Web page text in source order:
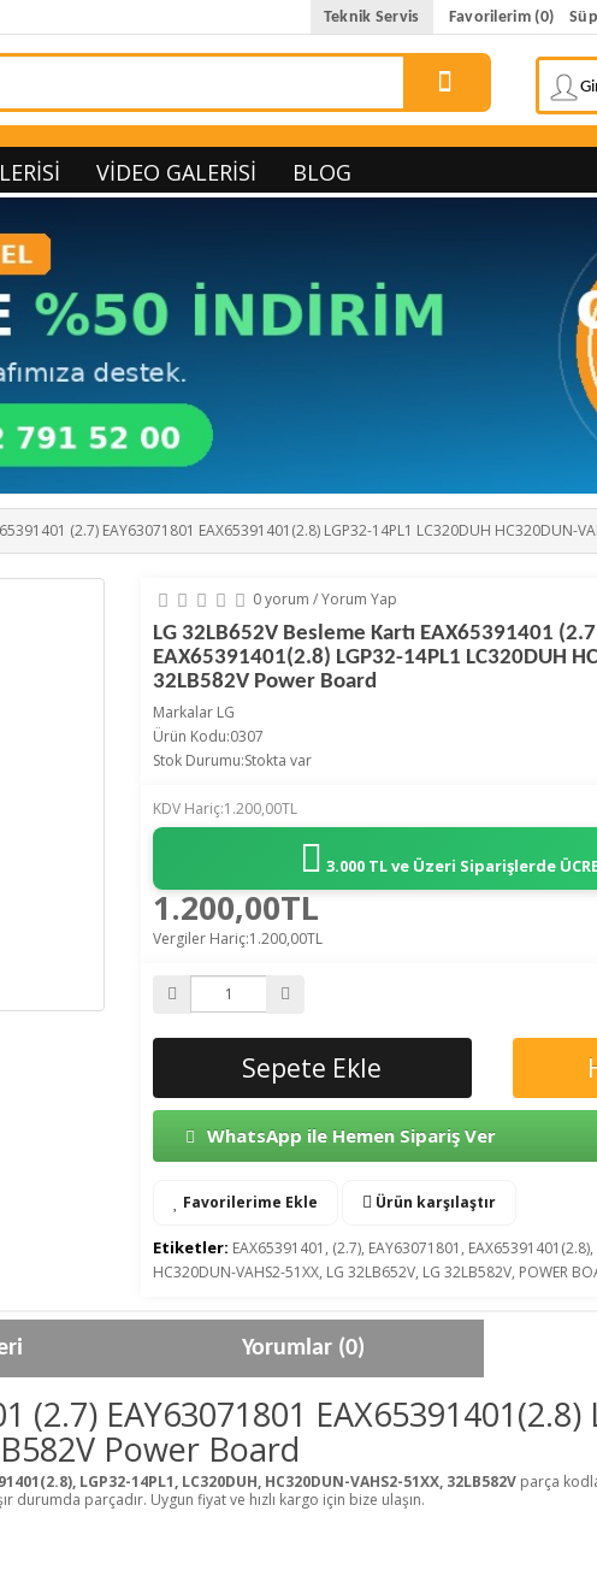
Teknik Servis Favorilerim (0)
VIDEO GALERISI BLOG
(2.7) EAY63071801 EAX65391401(2.8) LGP32-14PL1 LC320DUH HC320DUN-
0 yorum /Yorum Yap
LG 32LB652V Besleme Kartı EAX65391401
EAX65391401(2.8) LGP32-14PL1 LC320DUH
32LB582V Power Board
Markalar LG
Ürün Kodu:0307
Stok Durumu:Stokta var
KDV Hariç:1.200,00TL
3.000 TL ve Üzeri Siparişlerde
1.200,00TL
Vergiler Hariç:1.200,00TL
Sepete Ekle
WhatsApp ile Hemen Sipariş Ver
Favorilerime Ekle Ürün karşılaştır
Etiketler: EAX65391401 , (2.7), EAY63071801 , EAX65391401(2.8),
HC320DUN-VAHS2-51XX, LG 32LB652V, LG 32LB582V, POWER
Yorumlar (0)
(2.7) EAY63071801 EAX65391401(2.8)
Power Board
LGP32-14PL1, LC320DUH, HC320DUN-VAHS2-51XX, 32LB582V parça
durumda parçadır. Uygun fiyat ve hızlı kargo için bize ulaşın.